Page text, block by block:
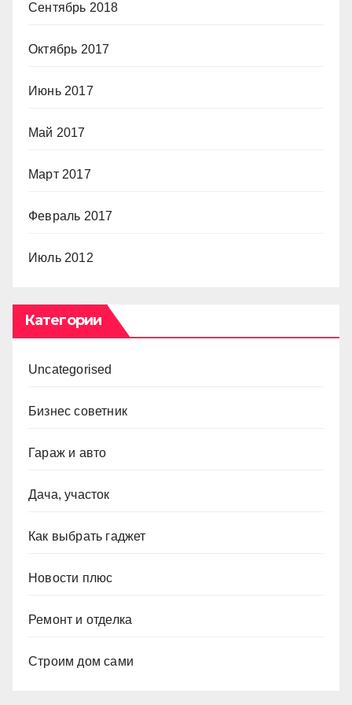
Сентябрь 2018
Октябрь 2017
Июнь 2017
Май 2017
Март 2017
Февраль 2017
Июль 2012
Категории
Uncategorised
Бизнес советник
Гараж и авто
Дача, участок
Как выбрать гаджет
Новости плюс
Ремонт и отделка
Строим дом сами